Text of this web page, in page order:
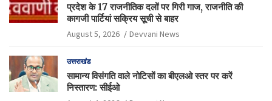
प्रदेश के 17 राजनीतिक दलों पर गिरी गाज, राजनीति की
कागजी पार्टियां सक्रिय सूची से बाहर
August 5, 2026 Devvani News
उत्तराखंड
सामान्य विसंगति वाले नोटिसों का बीएलओ स्तर पर करें
निस्तारण: सीईओ